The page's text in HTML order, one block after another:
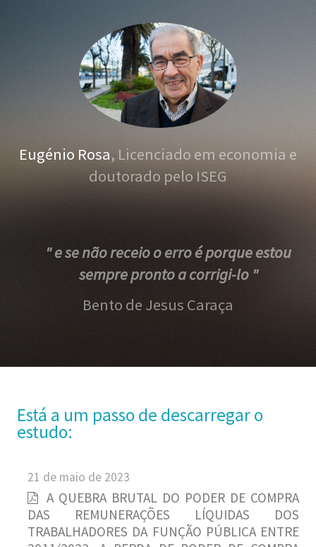
Eugénio Rosa, Licenciado em economia e
doutorado pelo ISEG
" e se não receio o erro é porque estou
sempre pronto a corrigi-lo "
Bento de Jesus Caraça
Está a um passo de descarregar o
estudo:
21 de maio de 2023
A QUEBRA BRUTAL DO PODER DE COMPRA
DAS REMUNERAÇÕES LÍQUIDAS DOS
TRABALHADORES DA FUNÇÃO PÚBLICA ENTRE